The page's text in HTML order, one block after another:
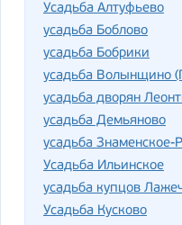
Усадьба Алтуфьево
усадьба Боблово
усадьба Бобрики
усадьба Волынщино
усадьба дворян
усадьба Демьяново
усадьба Знаменское-
Усадьба Ильинское
усадьба купцов
Усадьба Кусково